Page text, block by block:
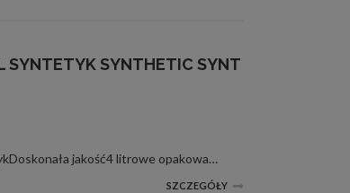
SYNTETYK SYNTHETIC SYNT
5W50MOBIL 1 RALLY FORMULAsyntetykDoskonała jakość4 litrowe opakowanieKlasa lepkości: SAE 10W-40Klasa jakości: API SL/SJ/SM/CF, ACEA A3/B3, A3/B4, VW 505.00, MB 229.3
SZCZEGÓŁY